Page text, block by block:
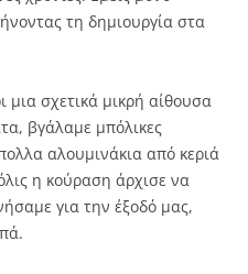
τη δημιουργία στα
σχετικά μικρή αίθουσα
βγάλαμε μπόλικες
αλουμινάκια από κεριά
η κούραση άρχισε να
για την έξοδό μας,